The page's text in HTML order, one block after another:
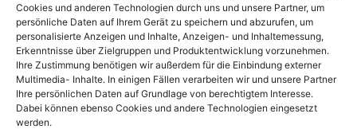
Cookies und anderen Technologien durch uns und unsere Partner, um
persönliche Daten auf Ihrem Gerät zu speichern und abzurufen, um
personalisierte Anzeigen und Inhalte, Anzeigen- und Inhaltemessung,
Erkenntnisse über Zielgruppen und Produktentwicklung vorzunehmen.
Ihre Zustimmung benötigen wir außerdem für die Einbindung externer
Multimedia- Inhalte. In einigen Fällen verarbeiten wir und unsere Partner
Ihre persönlichen Daten auf Grundlage von berechtigtem Interesse.
Dabei können ebenso Cookies und andere Technologien eingesetzt
werden.